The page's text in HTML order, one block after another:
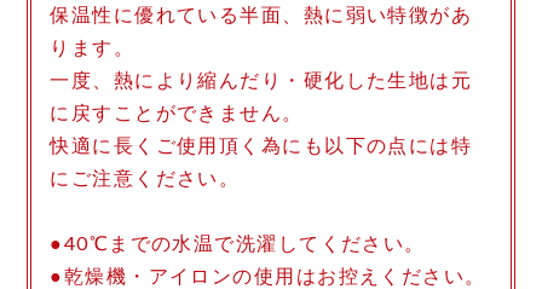
保温性に優れている半面、熱に弱い特徴があ
ります。
一度、熱により縮んだり・硬化した生地は元
に戻すことができません。
快適に長くご使用頂く為にも以下の点には特
にご注意ください。
●40℃までの水温で洗濯してください。
●乾燥機・アイロンの使用はお控えください。